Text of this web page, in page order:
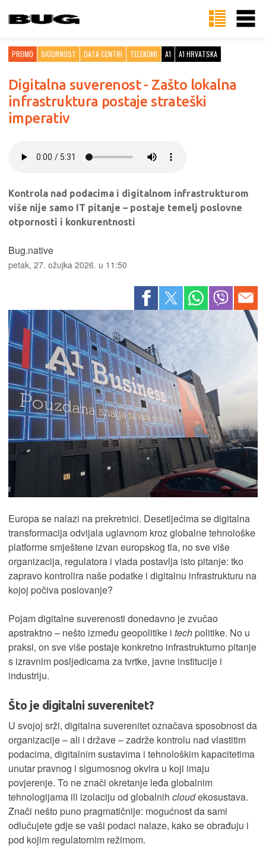
PROMO SIGURNOST DATA CENTRI TELEKOMI A1 A1 HRVATSKA
Digitalna suverenost - Zašto lokalna
infrastruktura postaje strateški
imperativ
Kontrola nad podacima i digitalnom infrastrukturom
više nije samo IT pitanje – postaje temelj poslovne
otpornosti i konkurentnosti
Bug.native
petak, 27. ožujka 2026. u 11:50
Europa se nalazi na prekretnici. Desetljećima se digitalna
transformacija odvijala uglavnom kroz globalne tehnološke
platforme smještene izvan europskog tla, no sve više
organizacija, regulatora i vlada postavlja isto pitanje: tko
zapravo kontrolira naše podatke i digitalnu infrastrukturu na
kojoj počiva poslovanje?
Pojam digitalne suverenosti donedavno je zvučao
apstraktno – nešto između geopolitike i tech politike. No u
praksi, on sve više postaje konkretno infrastrukturno pitanje
s izravnim posljedicama za tvrtke, javne institucije i
industriju.
Što je digitalni suverenitet?
U svojoj srži, digitalna suverenitet označava sposobnost da
organizacije – ali i države – zadrže kontrolu nad vlastitim
podacima, digitalnim sustavima i tehnološkim kapacitetima
unutar pravnog i sigurnosnog okvira u koji imaju
povjerenje. To ne znači okretanje leđa globalnim
tehnologijama ili izolaciju od globalnih cloudekosustava.
Znači nešto puno pragmatičnije: mogućnost da sami
odlučujete gdje se vaši podaci nalaze, kako se obrađuju i
pod kojim regulatornim režimom.